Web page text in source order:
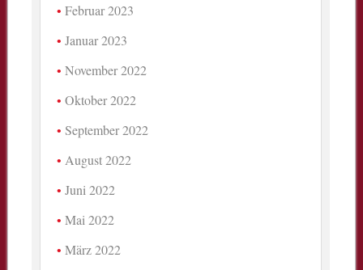
Februar 2023
Januar 2023
November 2022
Oktober 2022
September 2022
August 2022
Juni 2022
Mai 2022
März 2022